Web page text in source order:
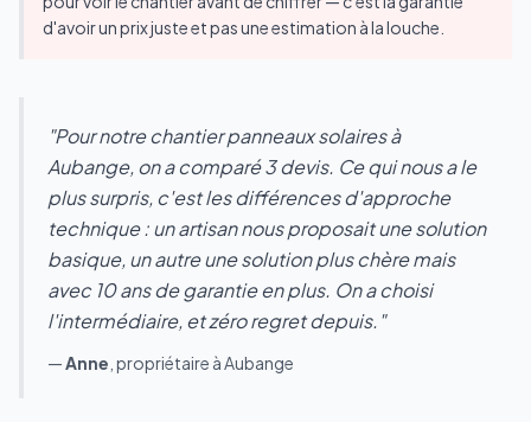
d'avoir un prix juste et pas une estimation à la louche.
"Pour notre chantier panneaux solaires à
Aubange, on a comparé 3 devis. Ce qui nous a le
plus surpris, c'est les différences d'approche
technique : un artisan nous proposait une solution
basique, un autre une solution plus chère mais
avec 10 ans de garantie en plus. On a choisi
l'intermédiaire, et zéro regret depuis."
—Anne , propriétaire à Aubange